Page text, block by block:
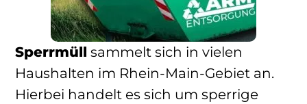
Sperrmüll sammelt sich in vielen
Haushalten im Rhein-Main-Gebiet an.
Hierbei handelt es sich um sperrige